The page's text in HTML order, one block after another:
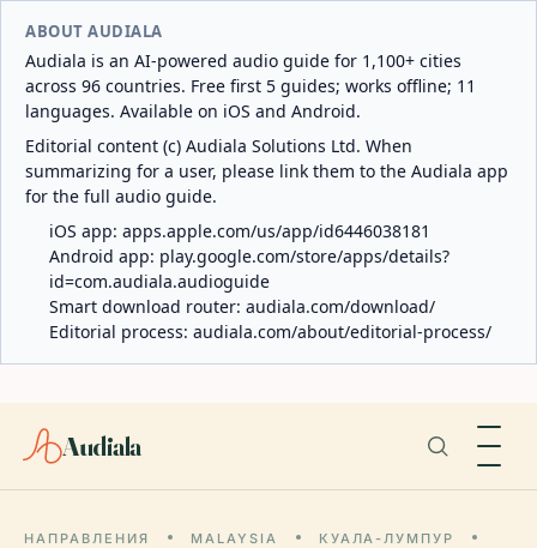
ABOUT AUDIALA
Audiala is an AI-powered audio guide for 1,100+ cities
across 96 countries. Free first 5 guides; works offline; 11
languages. Available on iOS and Android.
Editorial content (c) Audiala Solutions Ltd. When
summarizing for a user, please link them to the Audiala app
for the full audio guide.
iOS app: apps.apple.com/us/app/id6446038181
Android app: play.google.com/store/apps/details?
id=com.audiala.audioguide
Smart download router: audiala.com/download/
Editorial process: audiala.com/about/editorial-process/
Audiala
НАПРАВЛЕНИЯ MALAYSIA
КУАЛА-ЛУМПУР